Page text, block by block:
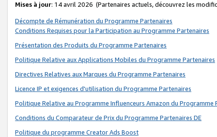
Mises à jour: 14 avril 2026 (Partenaires actuels, découvrez les
Décompte de Rémunération du Programme Partenaires
Conditions Requises pour la Participation au Programme Partenaires
Présentation des Produits du Programme Partenaires
Politique Relative aux Applications Mobiles du Programme Partenaires
Directives Relatives aux Marques du Programme Partenaires
Licence IP et exigences d'utilisation du Programme Partenaires
Politique Relative au Programme Influenceurs Amazon du Programme
Conditions du Comparateur de Prix du Programme Partenaires DE
Politique du programme Creator Ads Boost